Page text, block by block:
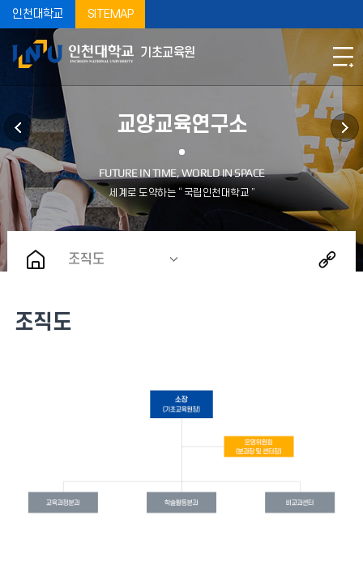
인천대학교 SITEMAP
기초교육원
교양교육연구소
조직도
조직도